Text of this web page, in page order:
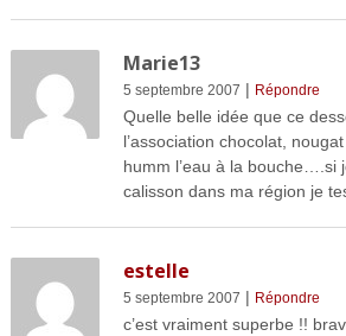
Marie13
5 septembre 2007 | Répondre
Quelle belle idée que ce
l’association chocolat,
humm l’eau à la bouche….si
calisson dans ma région je
estelle
5 septembre 2007 | Répondre
c’est vraiment superbe !!